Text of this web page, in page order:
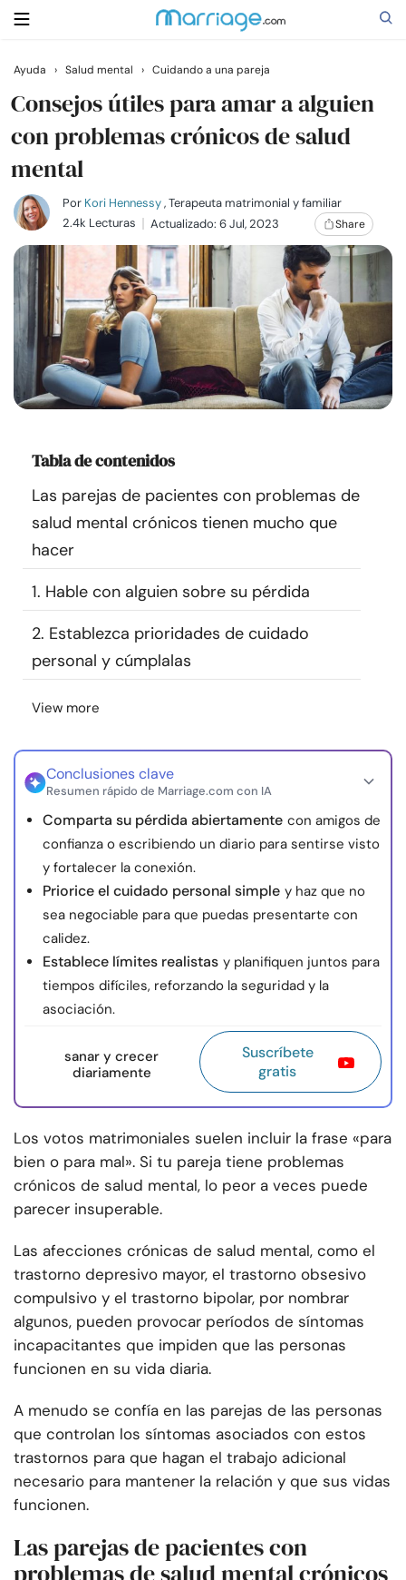
Buscar
Casarse
Relaciones
Familia
Ayuda
Cursos
Encuentra un terapeuta
Sobre nosotros Contáctanos
nosotros
© Copyright 2026. Todos los derechos reservados.
Ayuda › Salud mental › Cuidando a una pareja
Consejos útiles para amar a alguien
con problemas crónicos de salud
mental
Por Kori Hennessy, Terapeuta matrimonial y familiar
2.4k Lecturas
Actualizado: 6 Jul, 2023 Share
Tabla de contenidos
Las parejas de pacientes con problemas de
salud mental crónicos tienen mucho que
hacer
1. Hable con alguien sobre su pérdida
2. Establezca prioridades de cuidado
personal y cúmplalas
View more
Conclusiones clave
Resumen rápido de Marriage.com con IA
Comparta su pérdida abiertamente con amigos de
confianza o escribiendo un diario para sentirse visto
y fortalecer la conexión.
Priorice el cuidado personal simple y haz que no
sea negociable para que puedas presentarte con
calidez.
Establece límites realistas y planifiquen juntos para
tiempos difíciles, reforzando la seguridad y la
asociación.
sanar y crecer
diariamente
Suscríbete
gratis
Los votos matrimoniales suelen incluir la frase «para
bien o para mal». Si tu pareja tiene problemas
crónicos de salud mental, lo peor a veces puede
parecer insuperable.
Las afecciones crónicas de salud mental, como el
trastorno depresivo mayor, el trastorno obsesivo
compulsivo y el trastorno bipolar, por nombrar
algunos, pueden provocar períodos de síntomas
incapacitantes que impiden que las personas
funcionen en su vida diaria.
A menudo se confía en las parejas de las personas
que controlan los síntomas asociados con estos
trastornos para que hagan el trabajo adicional
necesario para mantener la relación y que sus vidas
funcionen.
Las parejas de pacientes con